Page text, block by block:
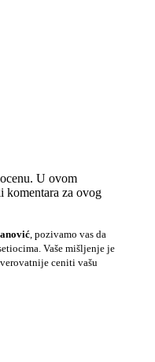
U ovom
komentara za ovog
, pozivamo vas da
Vaše mišljenje je
ceniti vašu